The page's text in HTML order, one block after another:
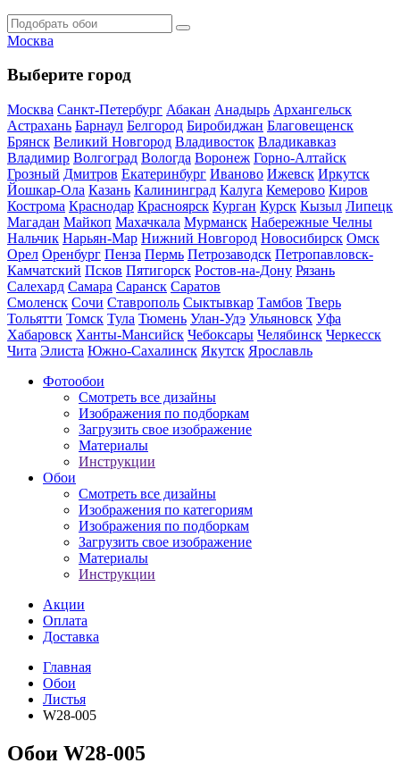
Москва
Выберите город
Москва Санкт-Петербург Абакан Анадырь Архангельск
Астрахань Барнаул Белгород Биробиджан Благовещенск
Брянск Великий Новгород Владивосток Владикавказ
Владимир Волгоград Вологда Воронеж Горно-Алтайск
Грозный Дмитров Екатеринбург Иваново Ижевск Иркутск
Йошкар-Ола Казань Калининград Калуга Кемерово Киров
Кострома Краснодар Красноярск Курган Курск Кызыл Липецк
Магадан Майкоп Махачкала Мурманск Набережные Челны
Нальчик Нарьян-Мар Нижний Новгород Новосибирск Омск
Орел Оренбург Пенза Пермь Петрозаводск Петропавловск-
Камчатский Псков Пятигорск Ростов-на-Дону Рязань
Салехард Самара Саранск Саратов
Смоленск Сочи Ставрополь Сыктывкар Тамбов Тверь
Тольятти Томск Тула Тюмень Улан-Удэ Ульяновск Уфа
Хабаровск Ханты-Мансийск Чебоксары Челябинск Черкесск
Чита Элиста Южно-Сахалинск Якутск Ярославль
Фотообои
Смотреть все дизайны
Изображения по подборкам
Загрузить свое изображение
Материалы
Инструкции
Обои
Смотреть все дизайны
Изображения по категориям
Изображения по подборкам
Загрузить свое изображение
Материалы
Инструкции
Акции
Оплата
Доставка
Главная
Обои
Листья
W28-005
Обои W28-005